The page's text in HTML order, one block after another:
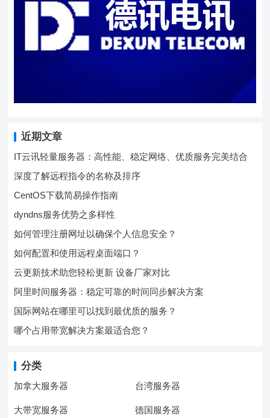
近期文章
IT云讯轻量服务器：高性能、稳定网络、优质服务完美结合
深度了解远程指令的名称及排序
CentOS下载简易操作指南
dyndns服务优势之多样性
如何管理注册网址以确保个人信息安全？
如何配置和使用远程桌面端口？
云更新技术助您轻松更新 设备厂家对比
阿里时间服务器：稳定可靠的时间同步解决方案
国际网站在哪里可以找到最优质的服务？
哪个占用带宽解决方案最适合您？
分类
加拿大服务器 台湾服务器
大带宽服务器 德国服务器